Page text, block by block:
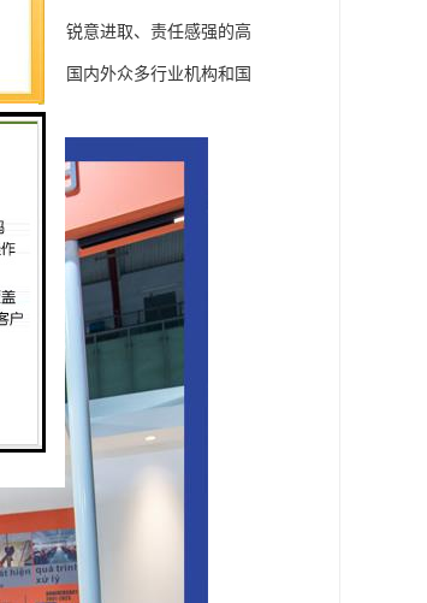
协同、锐意进取、责任感强的高
，并与国内外众多行业机构和国